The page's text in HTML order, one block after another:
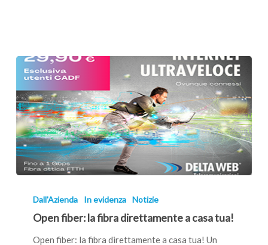
fiber:
direttamente
Dall'Azienda In evidenza Notizie
Open fiber: la fibra direttamente a casa tua!
Open fiber: la fibra direttamente a casa tua! Un